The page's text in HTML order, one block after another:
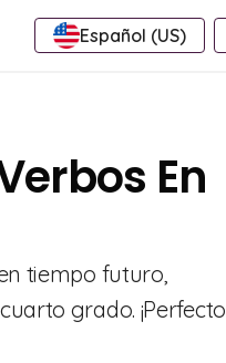
Español (US)
En
tiempo futuro,
grado. ¡Perfecto